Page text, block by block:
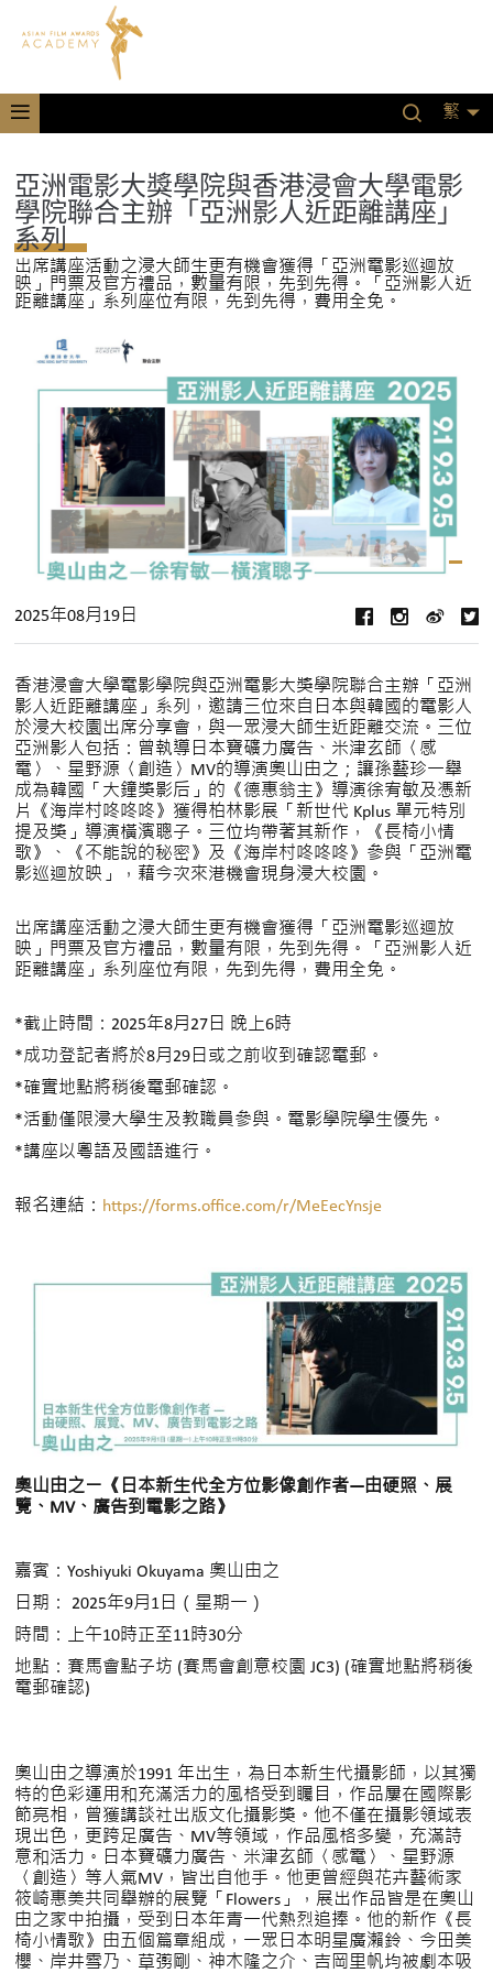
繁
亞洲電影大獎學院與香港浸會大學電影
學院聯合主辦「亞洲影人近距離講座」
系列
出席講座活動之浸大師生更有機會獲得「亞洲電影巡迴放
映」門票及官方禮品，數量有限，先到先得。「亞洲影人近
距離講座」系列座位有限，先到先得，費用全免。
2025年08月19日
香港浸會大學電影學院與亞洲電影大獎學院聯合主辦「亞洲
影人近距離講座」系列，邀請三位來自日本與韓國的電影人
於浸大校園出席分享會，與一眾浸大師生近距離交流。三位
亞洲影人包括：曾執導日本寶礦力廣告、米津玄師〈感
電〉、星野源〈創造〉MV的導演奧山由之；讓孫藝珍一舉
成為韓國「大鐘獎影后」的《德惠翁主》導演徐宥敏及憑新
片《海岸村咚咚咚》獲得柏林影展「新世代 Kplus 單元特別
提及獎」導演橫濱聰子。三位均帶著其新作，《長椅小情
歌》、《不能說的秘密》及《海岸村咚咚咚》參與「亞洲電
影巡迴放映」，藉今次來港機會現身浸大校園。
出席講座活動之浸大師生更有機會獲得「亞洲電影巡迴放
映」門票及官方禮品，數量有限，先到先得。「亞洲影人近
距離講座」系列座位有限，先到先得，費用全免。
*截止時間：2025年8月27日 晚上6時
*成功登記者將於8月29日或之前收到確認電郵。
*確實地點將稍後電郵確認。
*活動僅限浸大學生及教職員參與。電影學院學生優先。
*講座以粵語及國語進行。
報名連結： https://forms.office.com/r/MeEecYnsje
奧山由之ー《日本新生代全方位影像創作者—由硬照、展
覽、MV、廣告到電影之路》
嘉賓：Yoshiyuki Okuyama 奧山由之
日期： 2025年9月1日（星期一）
時間：上午10時正至11時30分
地點：賽馬會點子坊 (賽馬會創意校園 JC3) (確實地點將稍後
電郵確認)
奧山由之導演於1991 年出生，為日本新生代攝影師，以其獨
特的色彩運用和充滿活力的風格受到矚目，作品屢在國際影
節亮相，曾獲講談社出版文化攝影獎。他不僅在攝影領域表
現出色，更跨足廣告、MV等領域，作品風格多變，充滿詩
意和活力。日本寶礦力廣告、米津玄師〈感電〉、星野源
〈創造〉等人氣MV，皆出自他手。他更曾經與花卉藝術家
筱崎惠美共同舉辦的展覽「Flowers」，展出作品皆是在奧山
由之家中拍攝，受到日本年青一代熱烈追捧。他的新作《長
椅小情歌》由五個篇章組成，一眾日本明星廣瀨鈴、今田美
櫻、岸井雪乃、草彅剛、神木隆之介、吉岡里帆均被劇本吸